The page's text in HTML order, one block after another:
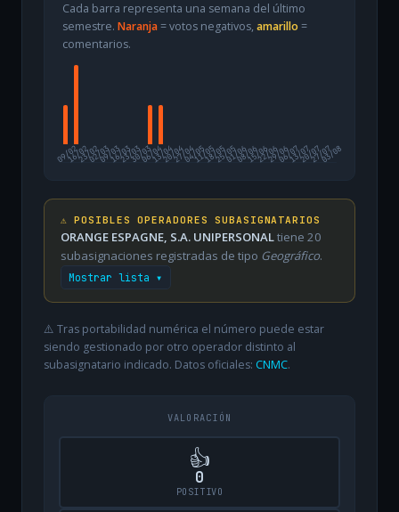
Cada barra representa una semana del último
semestre. Naranja= votos negativos, amarillo =
comentarios.
09/02
16/0223/0202/0309/0316/0323/0330/0306/0413/0420/0427/0404/0511/0518/0525/0501/0608/0615/0622/0629/0606/0713/0720/0727/07
03/08
⚠️ POSIBLES OPERADORES SUBASIGNATARIOS
ORANGE ESPAGNE, S.A. UNIPERSONALtiene 20
subasignaciones registradas de tipo Geográfico.
Mostrar lista ▾
⚠️ Tras portabilidad numérica el número puede estar
siendo gestionado por otro operador distinto al
subasignatario indicado. Datos oficiales: CNMC.
VALORACIÓN
👍
0
POSITIVO